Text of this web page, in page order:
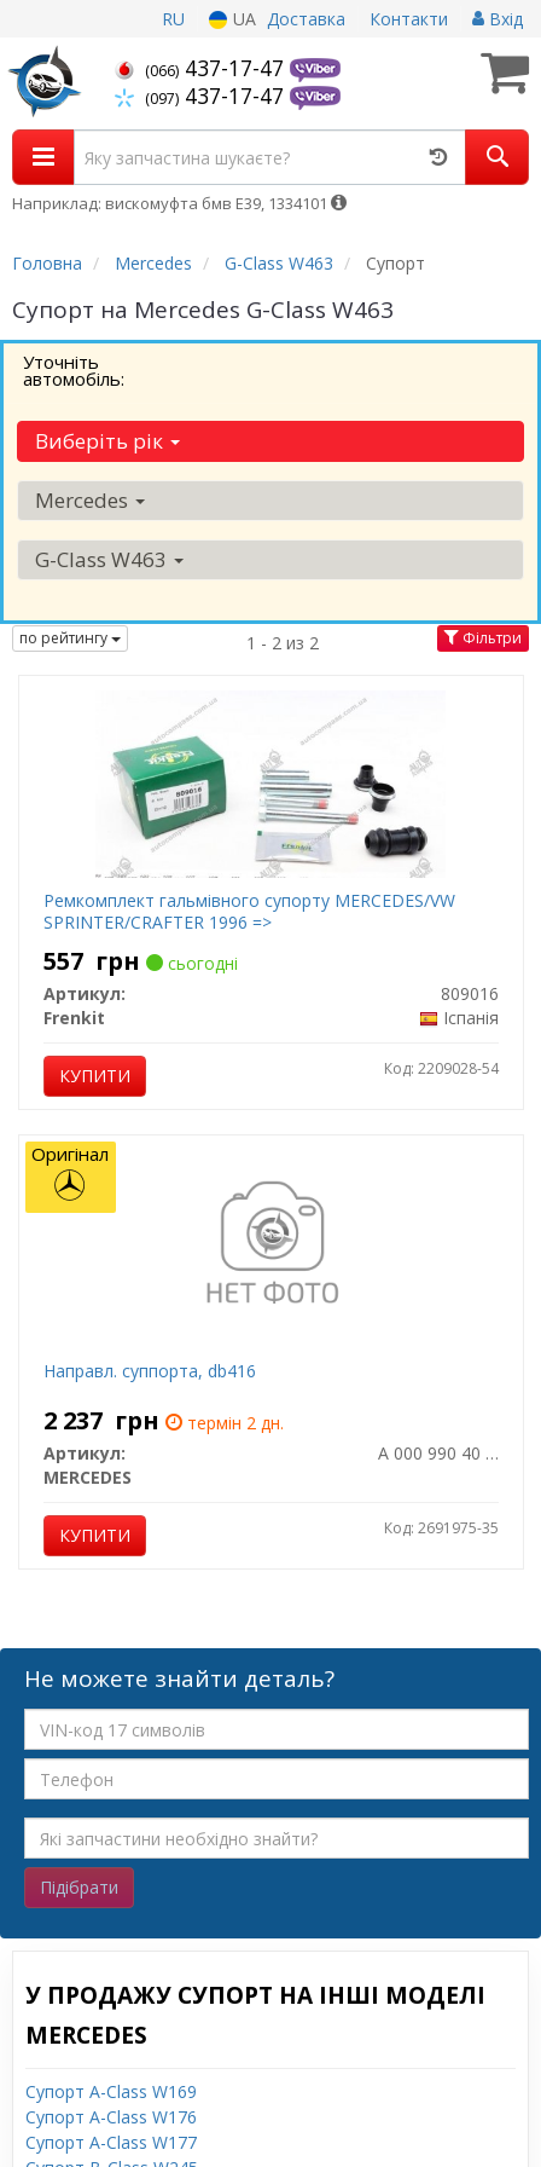
RU UA Доставка Контакти Вхід
(066) 437-17-47
(097) 437-17-47
Наприклад: вискомуфта бмв Е39, 1334101
Головна Mercedes G-Class W463 Супорт
Супорт на Mercedes G-Class W463
Уточніть
автомобіль:
Виберіть рік
Mercedes
G-Class W463
по рейтингу 1 - 2 из 2 Фільтри
Ремкомплект гальмівного супорту MERCEDES/VW
SPRINTER/CRAFTER 1996 =>
557 грн
сьогодні
Артикул:
809016
Frenkit
Іспанія
КУПИТИ Код: 2209028-54
Направл. суппорта, db416
2 237 грн
термін 2 дн.
Артикул:
A 000 990 40 10
MERCEDES
КУПИТИ Код: 2691975-35
Оригінал
Не можете знайти деталь?
Підібрати
У ПРОДАЖУ СУПОРТ НА ІНШІ МОДЕЛІ
MERCEDES
Супорт A-Class W169
Супорт A-Class W176
Супорт A-Class W177